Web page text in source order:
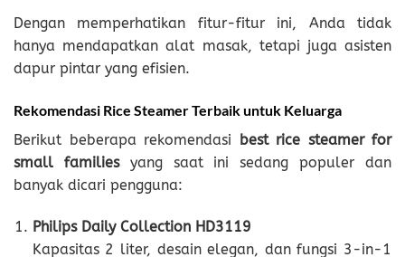
Dengan memperhatikan fitur-fitur ini, Anda tidak
hanya mendapatkan alat masak, tetapi juga asisten
dapur pintar yang efisien.
Rekomendasi Rice Steamer Terbaik untuk Keluarga
Berikut beberapa rekomendasi best rice steamer for
small familiesyang saat ini sedang populer dan
banyak dicari pengguna:
Philips Daily Collection HD3119
Kapasitas 2 liter, desain elegan, dan fungsi 3-in-1